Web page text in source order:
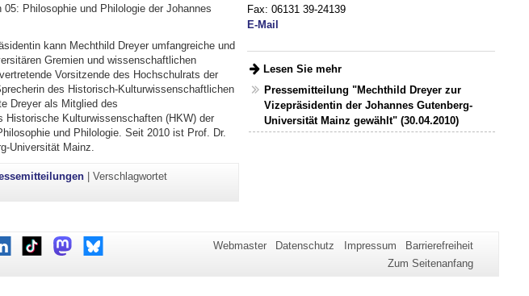
Philosophie und Philologie der Johannes
kann Mechthild Dreyer umfangreiche und
Gremien und wissenschaftlichen
Vorsitzende des Hochschulrats der
des Historisch-Kulturwissenschaftlichen
Dreyer als Mitglied des
Kulturwissenschaften (HKW) der
und Philologie. Seit 2010 ist Prof. Dr.
Universität Mainz.
|Verschlagwortet
Fax: 06131 39-24139
E-Mail
Lesen Sie mehr
Pressemitteilung "Mechthild Dreyer zur
Vizepräsidentin der Johannes Gutenberg-
Universität Mainz gewählt" (30.04.2010)
LinkedInTikTokMastodonBluesky Webmaster Datenschutz Impressum
Barrierefreiheit
Zum Seitenanfang